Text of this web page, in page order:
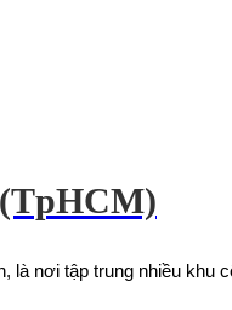
là nơi tập trung nhiều khu